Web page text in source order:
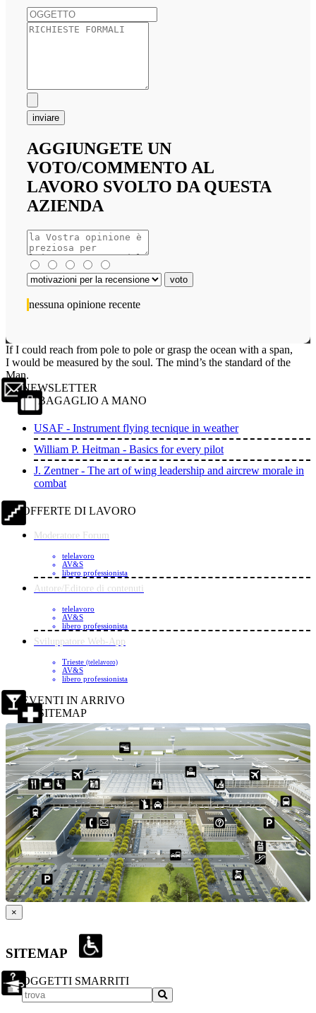
inviare
AGGIUNGETE UN
VOTO/COMMENTO AL
LAVORO SVOLTO DA QUESTA
AZIENDA
nessuna opinione recente
If I could reach from pole to pole or grasp the ocean with a span,
I would be measured by the soul. The mind’s the standard of the
Man.
NEWSLETTER
BAGAGLIO A MANO
USAF - Instrument flying tecnique in weather
William P. Heitman - Basics for every pilot
J. Zentner - The art of wing leadership and aircrew morale in
combat
OFFERTE DI LAVORO
Moderatore Forum
telelavoro
AV&S
libero professionista
Autore/Editore di contenuti
telelavoro
AV&S
libero professionista
Sviluppatore Web-App
Trieste (telelavoro)
AV&S
libero professionista
EVENTI IN ARRIVO
SITEMAP
×
SITEMAP
OGGETTI SMARRITI